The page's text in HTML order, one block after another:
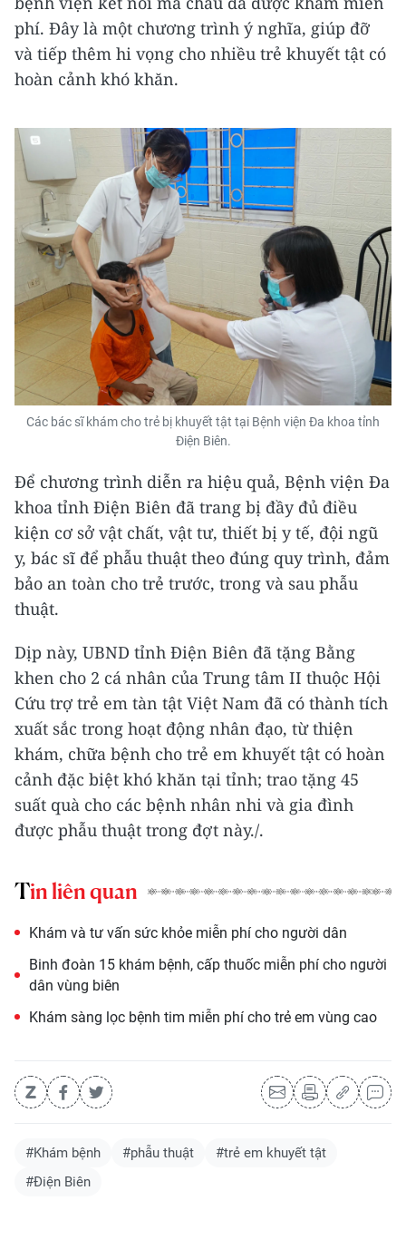
phí. Đây là một chương trình ý nghĩa, giúp đỡ
và tiếp thêm hi vọng cho nhiều trẻ khuyết tật có
hoàn cảnh khó khăn.
Các bác sĩ khám cho trẻ bị khuyết tật tại Bệnh viện Đa khoa tỉnh
Điện Biên.
Để chương trình diễn ra hiệu quả, Bệnh viện Đa
khoa tỉnh Điện Biên đã trang bị đầy đủ điều
kiện cơ sở vật chất, vật tư, thiết bị y tế, đội ngũ
y, bác sĩ để phẫu thuật theo đúng quy trình, đảm
bảo an toàn cho trẻ trước, trong và sau phẫu
thuật.
Dịp này, UBND tỉnh Điện Biên đã tặng Bằng
khen cho 2 cá nhân của Trung tâm II thuộc Hội
Cứu trợ trẻ em tàn tật Việt Nam đã có thành tích
xuất sắc trong hoạt động nhân đạo, từ thiện
khám, chữa bệnh cho trẻ em khuyết tật có hoàn
cảnh đặc biệt khó khăn tại tỉnh; trao tặng 45
suất quà cho các bệnh nhân nhi và gia đình
được phẫu thuật trong đợt này./.
Tin liên quan
Khám và tư vấn sức khỏe miễn phí cho người dân
Binh đoàn 15 khám bệnh, cấp thuốc miễn phí cho người
dân vùng biên
Khám sàng lọc bệnh tim miễn phí cho trẻ em vùng cao
#Khám bệnh #phẫu thuật
#trẻ em khuyết tật
#Điện Biên